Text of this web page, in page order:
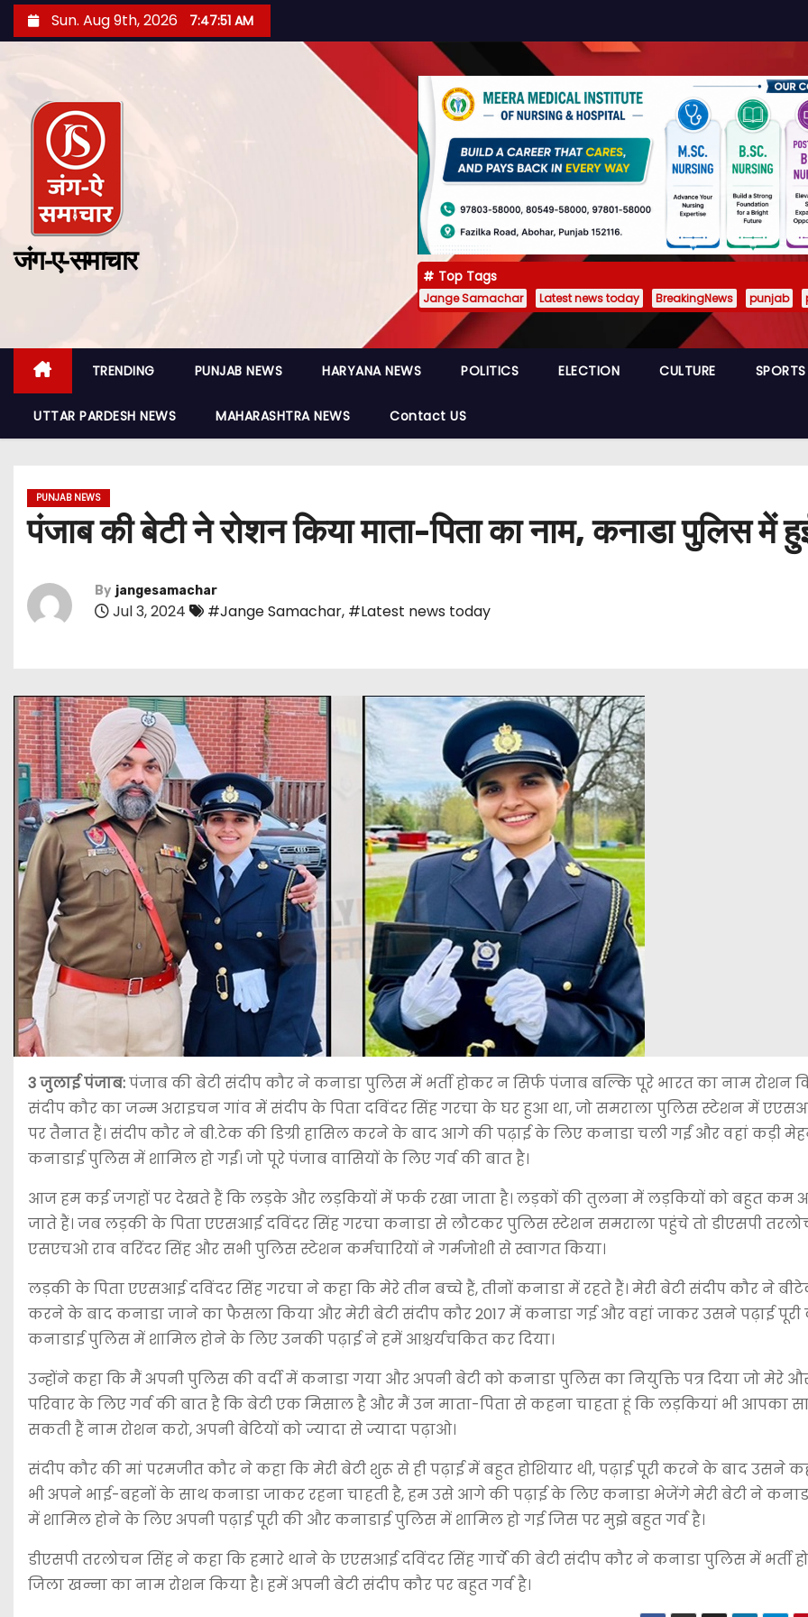
Sun. Aug 9th, 2026 7:47:52 AM
जंग-ए-समाचार
Top Tags
Jange Samachar Latest news today BreakingNews punjab
TRENDING PUNJAB NEWS HARYANA NEWS POLITICS ELECTION CULTURE SPORTS
UTTAR PARDESH NEWS MAHARASHTRA NEWS Contact US
PUNJAB NEWS
पंजाब की बेटी ने रोशन किया माता-पिता का नाम, कनाडा पुलिस में
By jangesamachar
Jul 3, 2024 #Jange Samachar, #Latest news today
3 जुलाई पंजाब:पंजाब की बेटी संदीप कौर ने कनाडा पुलिस में भर्ती होकर न सिर्फ पंजाब बल्कि पूरे भारत का नाम रोशन
संदीप कौर का जन्म अराइचन गांव में संदीप के पिता दविंदर सिंह गरचा के घर हुआ था, जो समराला पुलिस स्टेशन में
पर तैनात हैं। संदीप कौर ने बी.टेक की डिग्री हासिल करने के बाद आगे की पढ़ाई के लिए कनाडा चली गईं और वहां कड़ी
कनाडाई पुलिस में शामिल हो गईं। जो पूरे पंजाब वासियों के लिए गर्व की बात है।
आज हम कई जगहों पर देखते हैं कि लड़के और लड़कियों में फर्क रखा जाता है। लड़कों की तुलना में लड़कियों को बहुत कम
जाते हैं। जब लड़की के पिता एएसआई दविंदर सिंह गरचा कनाडा से लौटकर पुलिस स्टेशन समराला पहुंचे तो डीएसपी
एसएचओ राव वरिंदर सिंह और सभी पुलिस स्टेशन कर्मचारियों ने गर्मजोशी से स्वागत किया।
लड़की के पिता एएसआई दविंदर सिंह गरचा ने कहा कि मेरे तीन बच्चे हैं, तीनों कनाडा में रहते हैं। मेरी बेटी संदीप कौर ने
करने के बाद कनाडा जाने का फैसला किया और मेरी बेटी संदीप कौर 2017 में कनाडा गई और वहां जाकर उसने पढ़ाई पूरी
कनाडाई पुलिस में शामिल होने के लिए उनकी पढ़ाई ने हमें आश्चर्यचकित कर दिया।
उन्होंने कहा कि मैं अपनी पुलिस की वर्दी में कनाडा गया और अपनी बेटी को कनाडा पुलिस का नियुक्ति पत्र दिया जो मेरे
परिवार के लिए गर्व की बात है कि बेटी एक मिसाल है और मैं उन माता-पिता से कहना चाहता हूं कि लड़कियां भी आपका
सकती हैं नाम रोशन करो, अपनी बेटियों को ज्यादा से ज्यादा पढ़ाओ।
संदीप कौर की मां परमजीत कौर ने कहा कि मेरी बेटी शुरू से ही पढ़ाई में बहुत होशियार थी, पढ़ाई पूरी करने के बाद उसने
भी अपने भाई-बहनों के साथ कनाडा जाकर रहना चाहती है, हम उसे आगे की पढ़ाई के लिए कनाडा भेजेंगे मेरी बेटी ने
में शामिल होने के लिए अपनी पढ़ाई पूरी की और कनाडाई पुलिस में शामिल हो गई जिस पर मुझे बहुत गर्व है।
डीएसपी तरलोचन सिंह ने कहा कि हमारे थाने के एएसआई दविंदर सिंह गार्चे की बेटी संदीप कौर ने कनाडा पुलिस में भर्ती
जिला खन्ना का नाम रोशन किया है। हमें अपनी बेटी संदीप कौर पर बहुत गर्व है।